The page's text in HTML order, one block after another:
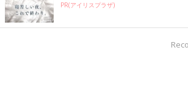
PR(アイリスプラザ)